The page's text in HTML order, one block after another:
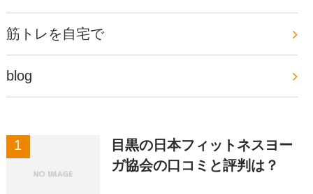
筋トレを自宅で
blog
目黒の日本フィットネスヨー
ガ協会の口コミと評判は？